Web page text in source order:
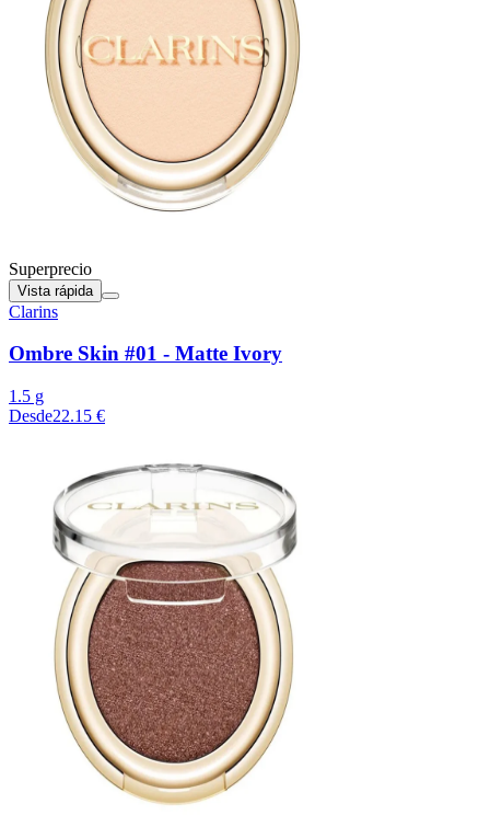
Superprecio
Vista rápida
Clarins
Ombre Skin #01 - Matte Ivory
1.5 g
Desde22.15 €